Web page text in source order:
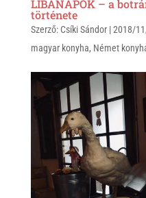
t
s
A
p
e
r
b
o
o
k
LIBANAPOK – a
története
Szerző: Csíki Sándor|2018/
magyar konyha, Német